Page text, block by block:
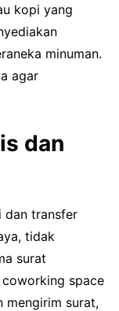
kopi yang
minuman.
agar
dan
dan transfer
tidak
surat
coworking space
mengirim surat,